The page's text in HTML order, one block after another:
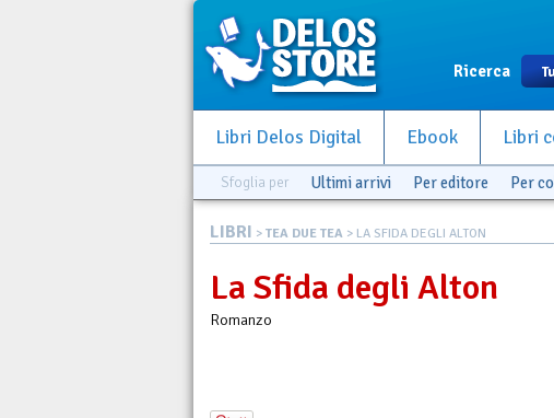
Ricerca
Libri Delos Digital Ebook Libri
Sfoglia per Ultimi arrivi Per editore Per
LIBRI > TEA DUE TEA > LA SFIDA DEGLI ALTON
La Sfida degli Alton
Romanzo